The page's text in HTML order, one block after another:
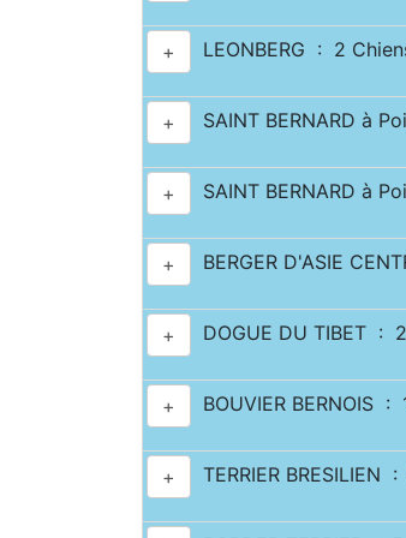
+ LEONBERG : 2
+ SAINT BERNARD à
+ SAINT BERNARD à
+ BERGER D'ASIE
+ DOGUE DU TIBET :
+ BOUVIER BERNOIS :
+ TERRIER BRESILIEN